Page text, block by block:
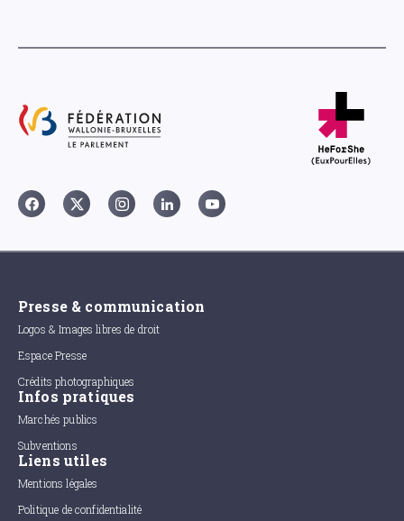
Presse & communication
Logos & Images libres de droit
Espace Presse
Crédits photographiques
Infos pratiques
Marchés publics
Subventions
Liens utiles
Mentions légales
Politique de confidentialité